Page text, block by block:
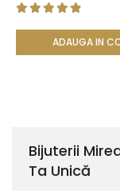
ADAUGA IN
Bijuterii
Ta Unică